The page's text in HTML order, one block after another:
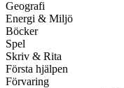
Geografi
Energi & Miljö
Böcker
Spel
Skriv & Rita
Första hjälpen
Förvaring